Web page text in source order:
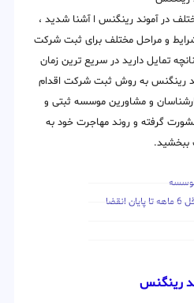
در آموند رینگنس ا آشنا شدید ،
شرایط و مراحل مختلف برای ثبت شرکت
تمایل دارید در سریع ترین زمان
رینگنس به روش ثبت شرکت اقدام
و مشاورین موسسه ثبتی و
مشورت گرفته و روند مهاجرت خود به
ببخشید.
موسسه
رینگنس